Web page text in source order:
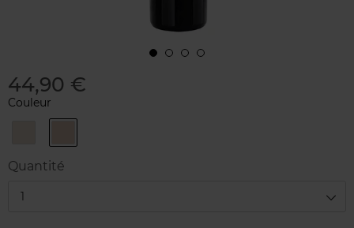
44,90 €
Couleur
Quantité
1